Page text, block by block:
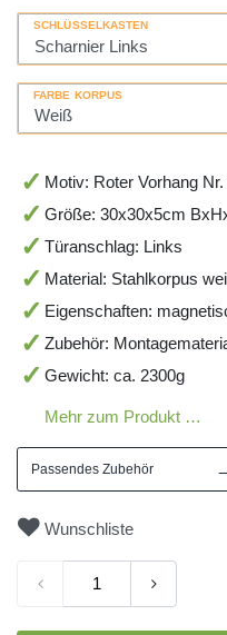
SCHLÜSSELKASTEN
FARBE KORPUS
Motiv: Roter Vorhang
Größe: 30x30x5cm
Türanschlag: Links
Material: Stahlkorpus
Eigenschaften:
Zubehör:
Gewicht: ca. 2300g
Mehr zum Produkt …
Passendes Zubehör
Wunschliste